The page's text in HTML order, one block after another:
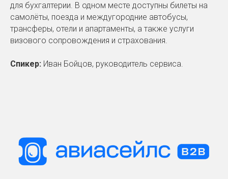
для бухгалтерии. В одном месте доступны билеты на
самолёты, поезда и междугородние автобусы,
трансферы, отели и апартаменты, а также услуги
визового сопровождения и страхования.
Спикер: Иван Бойцов, руководитель сервиса.